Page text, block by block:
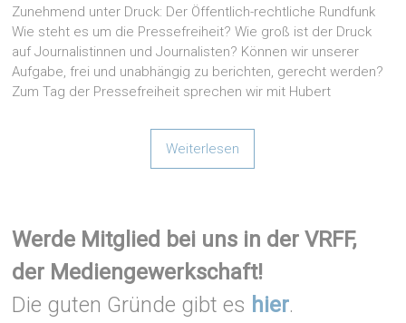
Zunehmend unter Druck: Der Öffentlich-rechtliche Rundfunk
Wie steht es um die Pressefreiheit? Wie groß ist der Druck
auf Journalistinnen und Journalisten? Können wir unserer
Aufgabe, frei und unabhängig zu berichten, gerecht werden?
Zum Tag der Pressefreiheit sprechen wir mit Hubert
Weiterlesen
Werde Mitglied bei uns in der VRFF,
der Mediengewerkschaft!
Die guten Gründe gibt es hier.